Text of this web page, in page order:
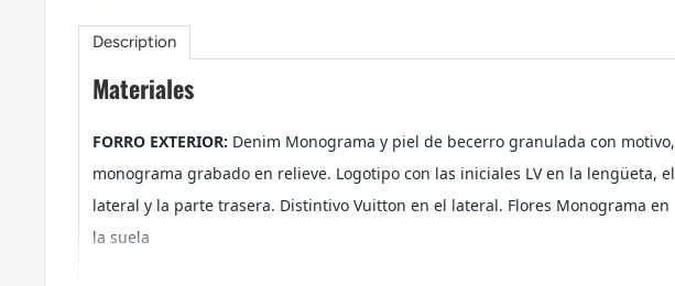
Description
Materiales
FORRO EXTERIOR: Denim Monograma y piel de becerro granulada con motivo,
monograma grabado en relieve. Logotipo con las iniciales LV en la lengüeta, el
lateral y la parte trasera. Distintivo Vuitton en el lateral. Flores Monograma en
la suela